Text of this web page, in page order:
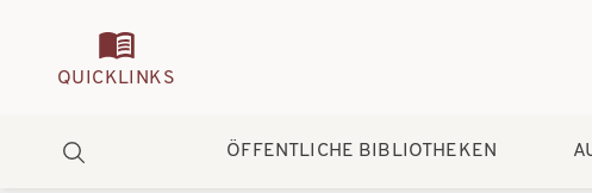
Quickmenu
QUICKLINKS
Hauptnavigation
ÖFFENTLICHE BIBLIOTHEKEN
Suche